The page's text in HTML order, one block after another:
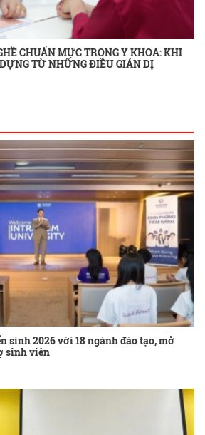
CHUẨN MỰC TRONG Y KHOA: KHI
TỪ NHỮNG ĐIỀU GIẢN DỊ
sinh 2026 với 18 ngành đào tạo, mở
sinh viên